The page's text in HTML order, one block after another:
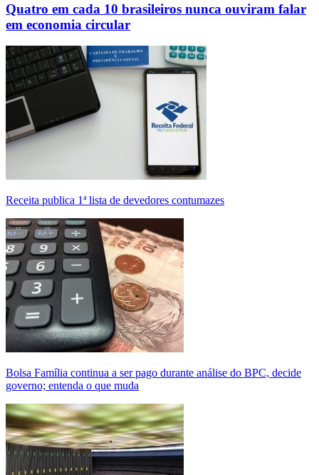
Quatro em cada 10 brasileiros nunca ouviram falar
em economia circular
Receita publica 1ª lista de devedores contumazes
Bolsa Família continua a ser pago durante análise do BPC, decide
governo; entenda o que muda